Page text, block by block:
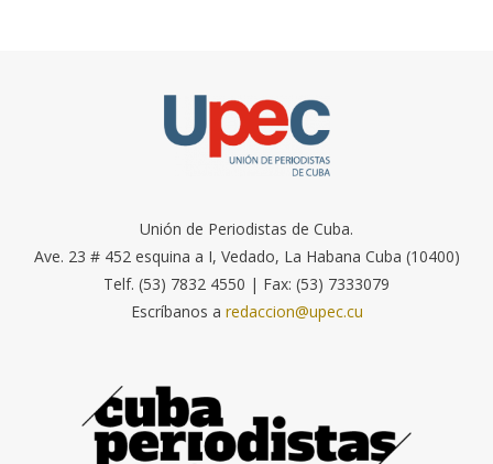
Unión de Periodistas de Cuba.
Ave. 23 # 452 esquina a I, Vedado, La Habana Cuba (10400)
Telf. (53) 7832 4550 | Fax: (53) 7333079
Escríbanos a redaccion@upec.cu